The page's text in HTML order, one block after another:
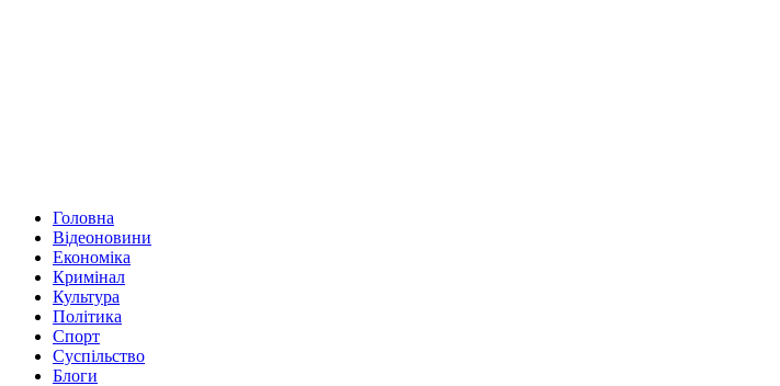
Головна
Відеоновини
Економіка
Кримінал
Культура
Політика
Спорт
Суспільство
Блоги